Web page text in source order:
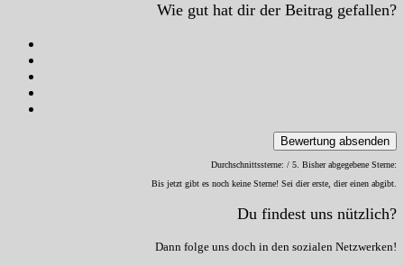
Wie gut hat dir der Beitrag gefallen?
Bewertung absenden
Durchschnittssterne: / 5. Bisher abgegebene Sterne:
Bis jetzt gibt es noch keine Sterne! Sei dier erste, dier einen abgibt.
Du findest uns nützlich?
Dann folge uns doch in den sozialen Netzwerken!